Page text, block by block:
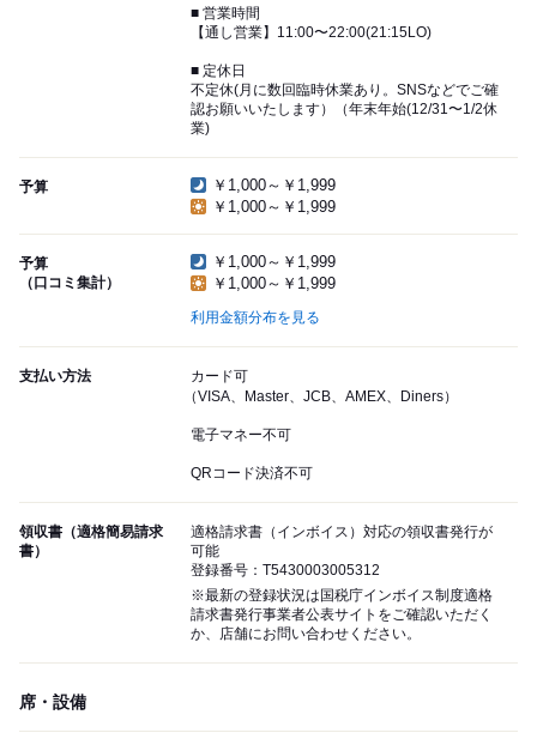
■ 営業時間
【通し営業】11:00〜22:00(21:15LO)
■ 定休日
不定休(月に数回臨時休業あり。SNSなどでご確
認お願いいたします）（年末年始(12/31〜1/2休
業)
予算
￥1,000～￥1,999
￥1,000～￥1,999
予算
（口コミ集計）
￥1,000～￥1,999
￥1,000～￥1,999
利用金額分布を見る
支払い方法
カード可
（VISA、Master、JCB、AMEX、Diners）
電子マネー不可
QRコード決済不可
領収書（適格簡易請求
書）
適格請求書（インボイス）対応の領収書発行が
可能
登録番号：T5430003005312
※最新の登録状況は国税庁インボイス制度適格
請求書発行事業者公表サイトをご確認いただく
か、店舗にお問い合わせください。
席・設備